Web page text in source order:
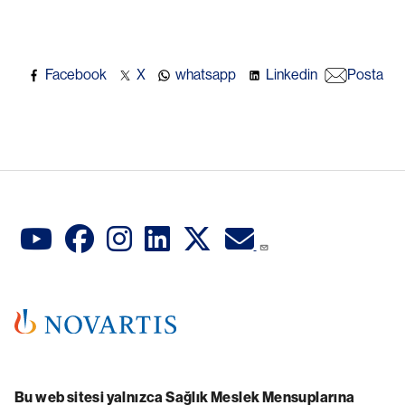
Facebook X whatsapp Linkedin Posta
Bu web sitesi yalnızca Sağlık Meslek Mensuplarına